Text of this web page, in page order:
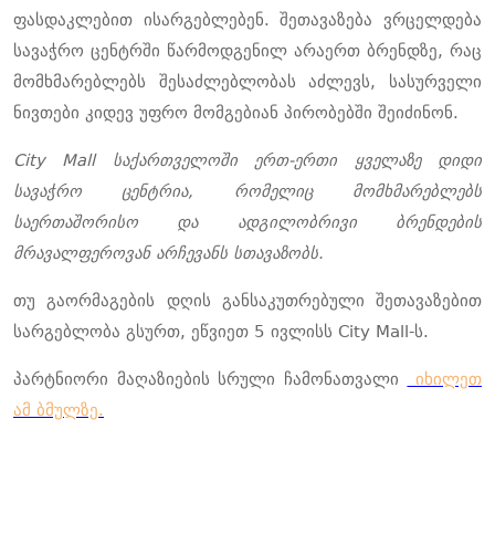
ფასდაკლებით ისარგებლებენ. შეთავაზება ვრცელდება
სავაჭრო ცენტრში წარმოდგენილ არაერთ ბრენდზე, რაც
მომხმარებლებს შესაძლებლობას აძლევს, სასურველი
ნივთები კიდევ უფრო მომგებიან პირობებში შეიძინონ.
City Mall საქართველოში ერთ-ერთი ყველაზე დიდი
სავაჭრო ცენტრია, რომელიც მომხმარებლებს
საერთაშორისო და ადგილობრივი ბრენდების
მრავალფეროვან არჩევანს სთავაზობს.
თუ გაორმაგების დღის განსაკუთრებული შეთავაზებით
სარგებლობა გსურთ, ეწვიეთ 5 ივლისს City Mall-ს.
პარტნიორი მაღაზიების სრული ჩამონათვალი
იხილეთ
ამ ბმულზე.